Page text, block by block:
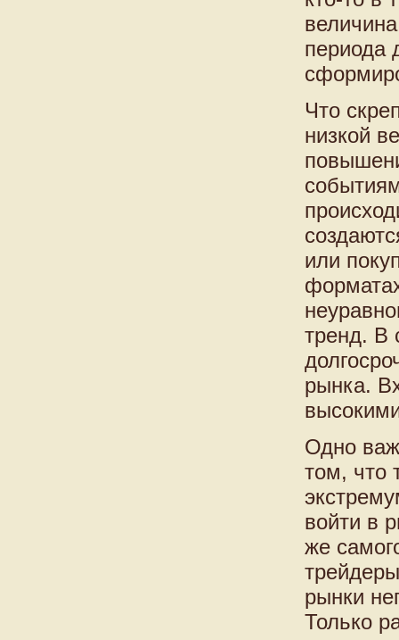
периода
Что
низкой
или
тренд. В
рынка.
Одно
том, что
войти в
же
рынки
Только